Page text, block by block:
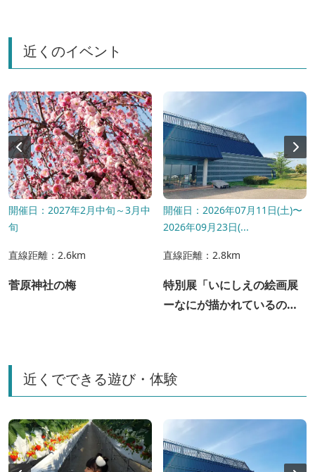
近くのイベント
開催日：2027年2月中旬～3月中
旬
直線距離：2.6km
菅原神社の梅
開催日：2026年07月11日(土)〜
2026年09月23日(...
直線距離：2.8km
特別展「いにしえの絵画展
ーなにが描かれているのか
近くでできる遊び・体験